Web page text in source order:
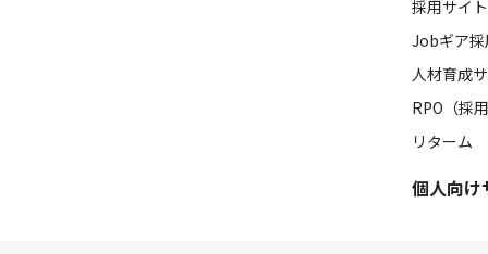
採用サイ
Jobギア
人材育成
RPO（採
リターム
個人向け